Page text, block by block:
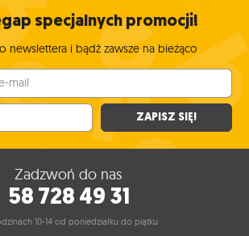
specjalnych promocji!
newslettera i bądź zawsze na bieżąco
ZAPISZ SIĘ!
Zadzwoń do nas
58 728 49 31
10-14 od poniedziałku do piątku